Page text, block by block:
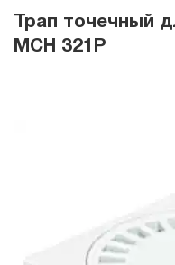
Трап точечный
MCH 321P